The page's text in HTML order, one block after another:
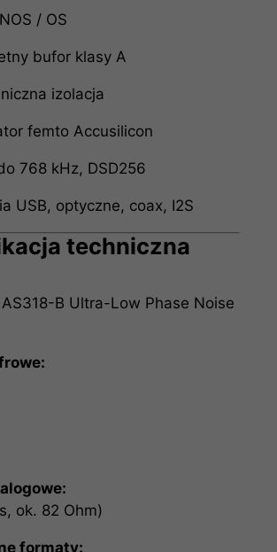
/ OS
bufor klasy A
izolacja
femto Accusilicon
768 kHz, DSD256
USB, optyczne, coax, I2S
techniczna
B Ultra-Low Phase Noise
ok. 82 Ohm)
formaty: